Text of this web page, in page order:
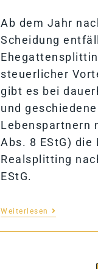
Ab dem Jahr
Scheidung
steuerlicher
gibt es bei
und
Lebenspartnern
Abs. 8 EStG)
Realsplitting
EStG.
Weiterlesen